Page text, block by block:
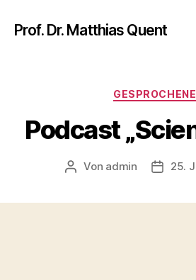
Prof. Dr. Matthias Quent
Podcast
Beitragsautor
Von admin 25.